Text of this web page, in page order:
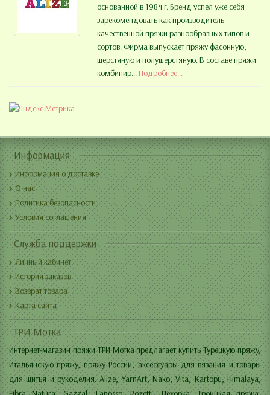
основанной в 1984 г. Бренд успел уже себя
зарекомендовать как производитель
качественной пряжи разнообразных типов и
сортов. Фирма выпускает пряжу фасонную,
шерстяную и полушерстяную. В составе пряжи
комбинир... Подробнее...
Информация
Информация о доставке
О нас
Политика безопасности
Условия соглашения
Служба поддержки
Личный кабинет
История заказов
Возврат товара
Карта сайта
ТРИ Мотка
Интернет-магазин пряжи ТРИ Мотка предлагает купить Турецкую пряжу,
Итальянскую пряжу, пряжу России, аксессуары для вязания и товары
для шитья и рукоделия. Alize, YarnArt, Nako, Vita, Kartopu, Himalaya,